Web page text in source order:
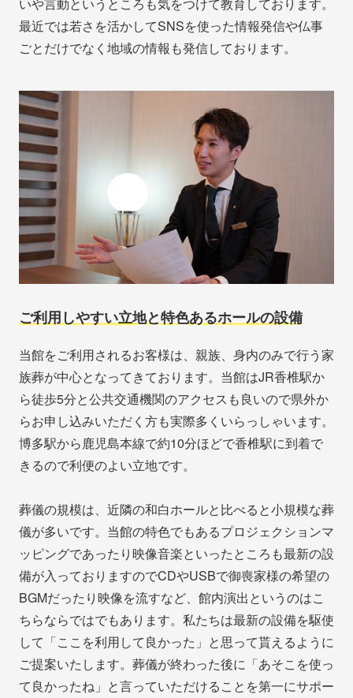
いや言動というところも気をつけて教育しております。
最近では若さを活かしてSNSを使った情報発信や仏事
ごとだけでなく地域の情報も発信しております。
ご利用しやすい立地と特色あるホールの設備
当館をご利用されるお客様は、親族、身内のみで行う家
族葬が中心となってきております。当館はJR香椎駅か
ら徒歩5分と公共交通機関のアクセスも良いので県外か
らお申し込みいただく方も実際多くいらっしゃいます。
博多駅から鹿児島本線で約10分ほどで香椎駅に到着で
きるので利便のよい立地です。
葬儀の規模は、近隣の和白ホールと比べると小規模な葬
儀が多いです。当館の特色でもあるプロジェクションマ
ッピングであったり映像音楽といったところも最新の設
備が入っておりますのでCDやUSBで御喪家様の希望の
BGMだったり映像を流すなど、館内演出というのはこ
ちらならではでもあります。私たちは最新の設備を駆使
して「ここを利用して良かった」と思って貰えるように
ご提案いたします。葬儀が終わった後に「あそこを使っ
て良かったね」と言っていただけることを第一にサポー